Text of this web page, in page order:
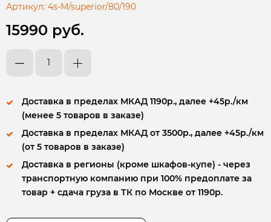
Артикул: 4s-M/superior/80/190
15990 руб.
Доставка в пределах МКАД 1190р., далее +45р./км
(менее 5 товаров в заказе)
Доставка в пределах МКАД от 3500р., далее +45р./км
(от 5 товаров в заказе)
Доставка в регионы (кроме шкафов-купе) - через
транспортную компанию при 100% предоплате за
товар + сдача груза в ТК по Москве от 1190р.